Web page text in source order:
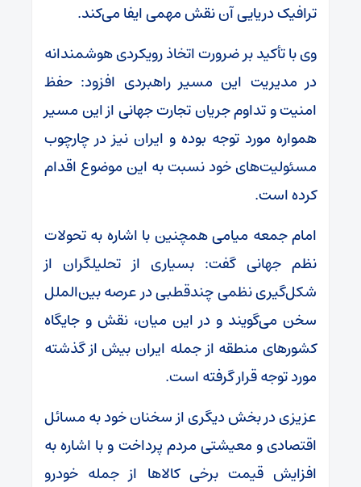
ترافیک دریایی آن نقش مهمی ایفا می‌کند.
وی با تأکید بر ضرورت اتخاذ رویکردی هوشمندانه
در مدیریت این مسیر راهبردی افزود: حفظ
امنیت و تداوم جریان تجارت جهانی از این مسیر
همواره مورد توجه بوده و ایران نیز در چارچوب
مسئولیت‌های خود نسبت به این موضوع اقدام
کرده است.
امام جمعه میامی همچنین با اشاره به تحولات
نظم جهانی گفت: بسیاری از تحلیلگران از
شکل‌گیری نظمی چندقطبی در عرصه بین‌الملل
سخن می‌گویند و در این میان، نقش و جایگاه
کشورهای منطقه از جمله ایران بیش از گذشته
مورد توجه قرار گرفته است.
عزیزی در بخش دیگری از سخنان خود به مسائل
اقتصادی و معیشتی مردم پرداخت و با اشاره به
افزایش قیمت برخی کالاها از جمله خودرو